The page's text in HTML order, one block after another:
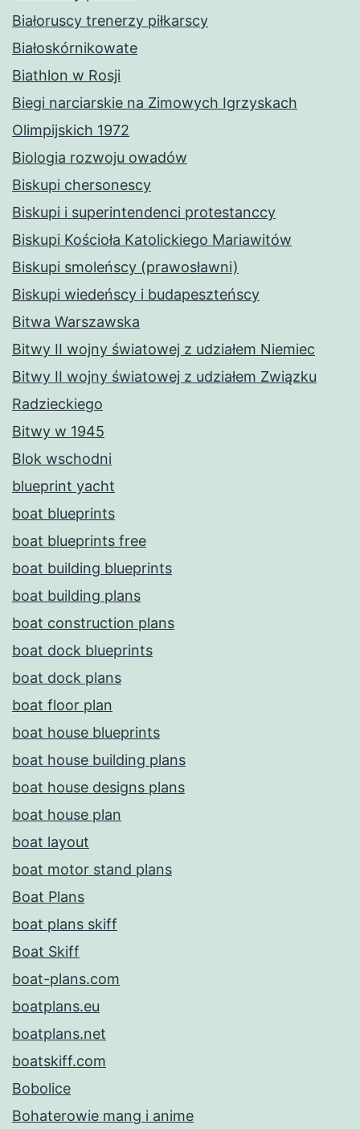
Białoruscy trenerzy piłkarscy
Białoskórnikowate
Biathlon w Rosji
Biegi narciarskie na Zimowych Igrzyskach
Olimpijskich 1972
Biologia rozwoju owadów
Biskupi chersonescy
Biskupi i superintendenci protestanccy
Biskupi Kościoła Katolickiego Mariawitów
Biskupi smoleńscy (prawosławni)
Biskupi wiedeńscy i budapeszteńscy
Bitwa Warszawska
Bitwy II wojny światowej z udziałem Niemiec
Bitwy II wojny światowej z udziałem Związku
Radzieckiego
Bitwy w 1945
Blok wschodni
blueprint yacht
boat blueprints
boat blueprints free
boat building blueprints
boat building plans
boat construction plans
boat dock blueprints
boat dock plans
boat floor plan
boat house blueprints
boat house building plans
boat house designs plans
boat house plan
boat layout
boat motor stand plans
Boat Plans
boat plans skiff
Boat Skiff
boat-plans.com
boatplans.eu
boatplans.net
boatskiff.com
Bobolice
Bohaterowie mang i anime